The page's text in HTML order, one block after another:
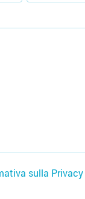
sulla Privacy